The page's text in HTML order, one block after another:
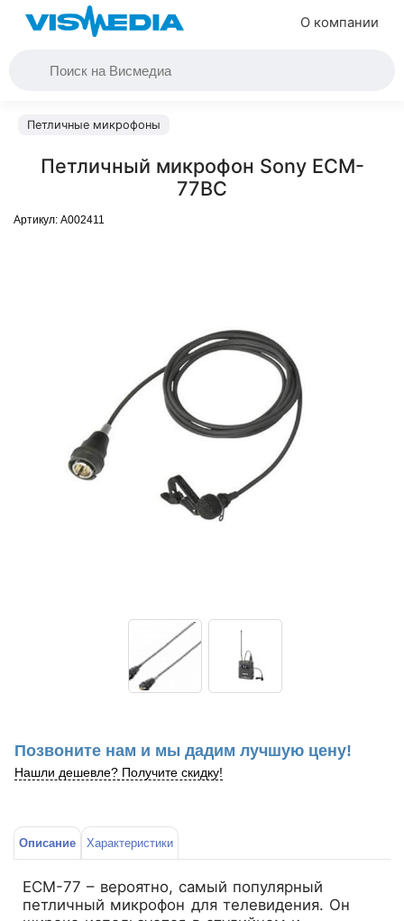
О компании
Петличные микрофоны
Петличный микрофон Sony ECM-
77BC
Артикул: A002411
Позвоните нам и мы дадим лучшую цену!
Нашли дешевле? Получите скидку!
Описание Характеристики
ECM-77 – вероятно, самый популярный
петличный микрофон для телевидения. Он